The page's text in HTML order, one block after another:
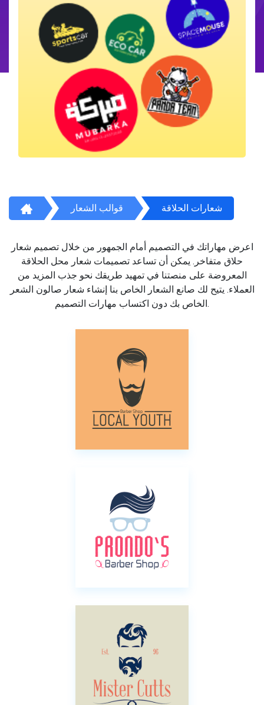
قوالب الشعار شعارات الحلاقة
اعرض مهاراتك في التصميم أمام الجمهور من خلال تصميم شعار
حلاق متفاخر. يمكن أن تساعد تصميمات شعار محل الحلاقة
المعروضة على منصتنا في تمهيد طريقك نحو جذب المزيد من
العملاء. يتيح لك صانع الشعار الخاص بنا إنشاء شعار صالون الشعر
الخاص بك دون اكتساب مهارات التصميم.